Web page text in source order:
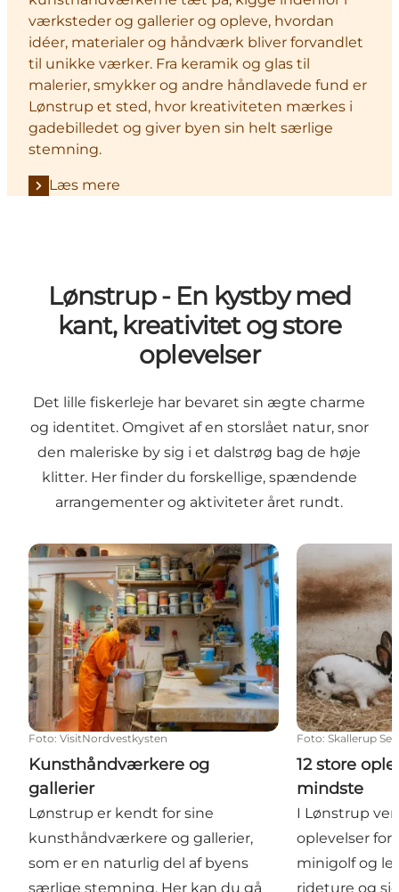
værksteder og gallerier og opleve, hvordan
idéer, materialer og håndværk bliver forvandlet
til unikke værker. Fra keramik og glas til
malerier, smykker og andre håndlavede fund er
Lønstrup et sted, hvor kreativiteten mærkes i
gadebilledet og giver byen sin helt særlige
stemning.
Læs mere
Lønstrup - En kystby med
kant, kreativitet og store
oplevelser
Det lille fiskerleje har bevaret sin ægte charme
og identitet. Omgivet af en storslået natur, snor
den maleriske by sig i et dalstrøg bag de høje
klitter. Her finder du forskellige, spændende
arrangementer og aktiviteter året rundt.
Kunsthåndværkere og gallerier
Foto: VisitNordvestkysten
Kunsthåndværkere og
gallerier
Lønstrup er kendt for sine
kunsthåndværkere og gallerier,
som er en naturlig del af byens
særlige stemning. Her kan du gå
12 store
Foto: Skallerup
12 store
mindste
I Lønstrup
oplevelser for
minigolf og
rideture og